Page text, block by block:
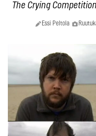
The Crying
Essi Peltola